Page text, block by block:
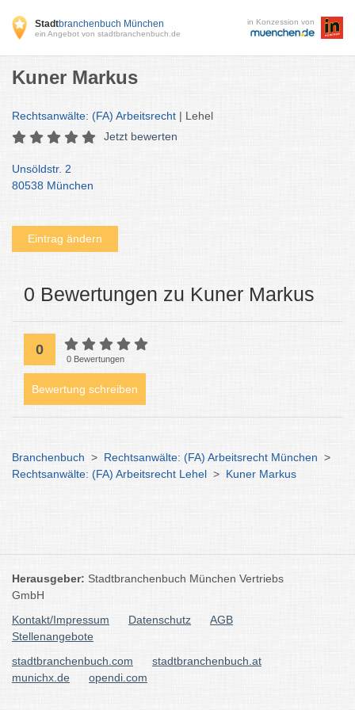
Stadtbranchenbuch München
ein Angebot von stadtbranchenbuch.de
in Konzession von
Kuner Markus
Rechtsanwälte: (FA) Arbeitsrecht | Lehel
Jetzt bewerten
Unsöldstr. 2
80538 München
Eintrag ändern
0 Bewertungen zu Kuner Markus
0
0 Bewertungen
Bewertung schreiben
Branchenbuch > Rechtsanwälte: (FA) Arbeitsrecht München >
Rechtsanwälte: (FA) Arbeitsrecht Lehel > Kuner Markus
Herausgeber: Stadtbranchenbuch München Vertriebs
GmbH
Kontakt/Impressum
Datenschutz
AGB
Stellenangebote
stadtbranchenbuch.com
stadtbranchenbuch.at
munichx.de
opendi.com